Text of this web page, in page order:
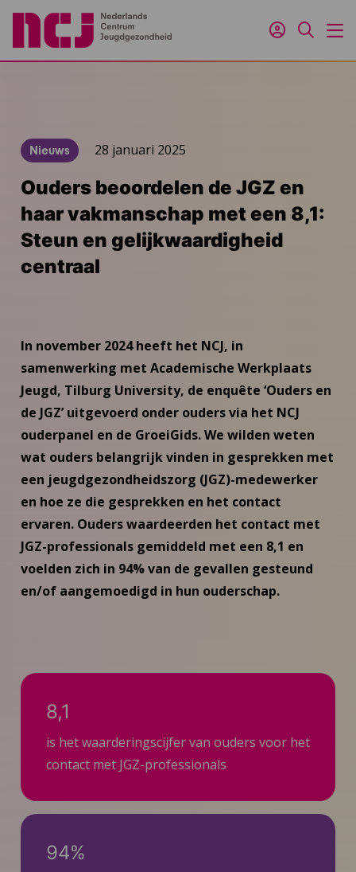
Inloggen
Zoeken
Nieuws 28 januari 2025
Ouders beoordelen de JGZ en
haar vakmanschap met een 8,1:
Steun en gelijkwaardigheid
centraal
In november 2024 heeft het NCJ, in
samenwerking met Academische Werkplaats
Jeugd, Tilburg University, de enquête ‘Ouders en
de JGZ’ uitgevoerd onder ouders via het NCJ
ouderpanel en de GroeiGids. We wilden weten
wat ouders belangrijk vinden in gesprekken met
een jeugdgezondheidszorg (JGZ)-medewerker
en hoe ze die gesprekken en het contact
ervaren. Ouders waardeerden het contact met
JGZ-professionals gemiddeld met een 8,1 en
voelden zich in 94% van de gevallen gesteund
en/of aangemoedigd in hun ouderschap.
8,1
is het waarderingscijfer van ouders voor het
contact met JGZ-professionals
94%